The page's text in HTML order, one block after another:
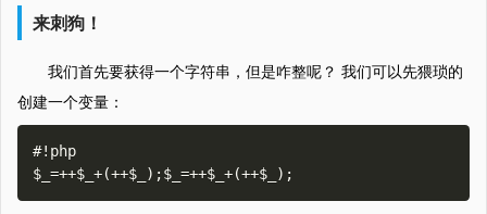
来刺狗！
我们首先要获得一个字符串，但是咋整呢？ 我们可以先猥琐的
创建一个变量：
#!php